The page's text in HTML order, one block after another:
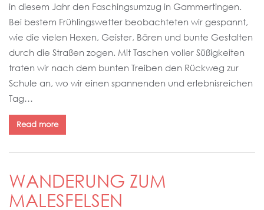
in diesem Jahr den Faschingsumzug in Gammertingen.
Bei bestem Frühlingswetter beobachteten wir gespannt,
wie die vielen Hexen, Geister, Bären und bunte Gestalten
durch die Straßen zogen. Mit Taschen voller Süßigkeiten
traten wir nach dem bunten Treiben den Rückweg zur
Schule an, wo wir einen spannenden und erlebnisreichen
Tag…
Read more
WANDERUNG ZUM
MALESFELSEN